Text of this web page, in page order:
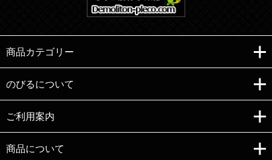
商品カテゴリー
のびるについて
ご利用案内
商品についてCopyright (C)e-nobiru All right reserved.